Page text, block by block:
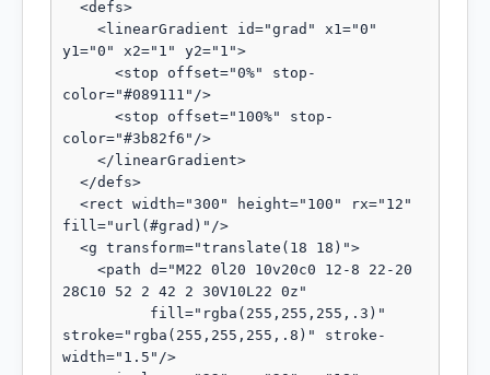
y1="0" x2="1" y2="1">
color="#089111"/>
color="#3b82f6"/>
fill="url(#grad)"/>
28C10 52 2 42 2 30V10L22 0z"
stroke="rgba(255,255,255,.8)" stroke-
width="1.5"/>